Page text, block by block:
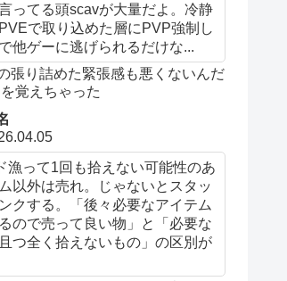
ってる頭scavが大量だよ。冷静
で取り込めた層にPVP強制し
他ゲーに逃げられるだけな...
張り詰めた緊張感も悪くないんだ
覚えちゃった
漁って1回も拾えない可能性のあ
以外は売れ。じゃないとスタッ
クする。「後々必要なアイテム
ので売って良い物」と「必要な
つ全く拾えないもの」の区別が